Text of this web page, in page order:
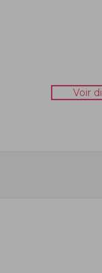
Voir